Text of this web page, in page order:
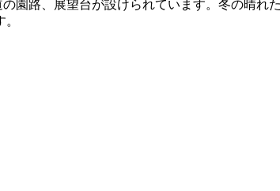
園路、展望台が設けられています。冬の晴れ